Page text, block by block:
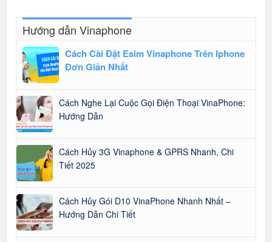
Hướng dẫn Vinaphone
Cách Cài Đặt Esim Vinaphone Trên Iphone
Đơn Giản Nhất
Cách Nghe Lại Cuộc Gọi Điện Thoại VinaPhone:
Hướng Dẫn
Cách Hủy 3G Vinaphone & GPRS Nhanh, Chi
Tiết 2025
Cách Hủy Gói D10 VinaPhone Nhanh Nhất –
Hướng Dẫn Chi Tiết